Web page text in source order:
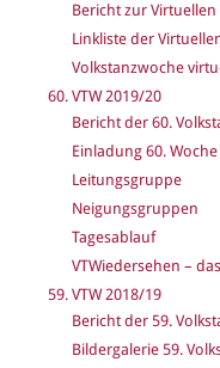
Bericht zur
Linkliste der
Volkstanzwoche
60. VTW 2019/20
Bericht der 60.
Einladung 60. Woche
Leitungsgruppe
Neigungsgruppen
Tagesablauf
VTWiedersehen –
59. VTW 2018/19
Bericht der 59.
Bildergalerie 59.